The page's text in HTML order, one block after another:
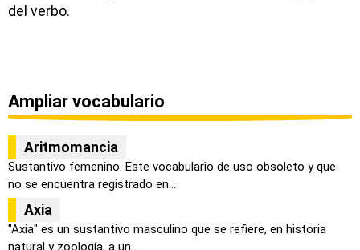
del verbo.
Ampliar vocabulario
Aritmomancia
Sustantivo femenino. Este vocabulario de uso obsoleto y que
no se encuentra registrado en...
Axia
"Axia" es un sustantivo masculino que se refiere, en historia
natural y zoología, a un ...